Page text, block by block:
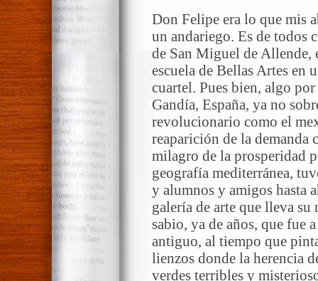
Don Felipe era lo que mis
un andariego. Es de todos
de San Miguel de
escuela de Bellas Artes en
cuartel. Pues bien, algo
Gandía, España, ya no
revolucionario como el
reaparición de la demanda
milagro de la prosperidad
geografía mediterránea,
y alumnos y amigos hasta
galería de arte que lleva
sabio, ya de años, que fue
antiguo, al tiempo que
lienzos donde la herencia
verdes terribles y